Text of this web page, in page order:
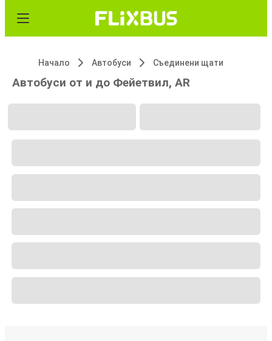
Начало Автобуси Съединени щати
Автобуси от и до Фейетвил, AR